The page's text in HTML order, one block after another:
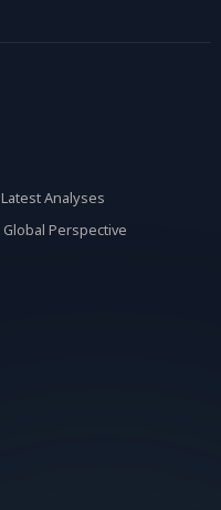
Latest Analyses
Global Perspective